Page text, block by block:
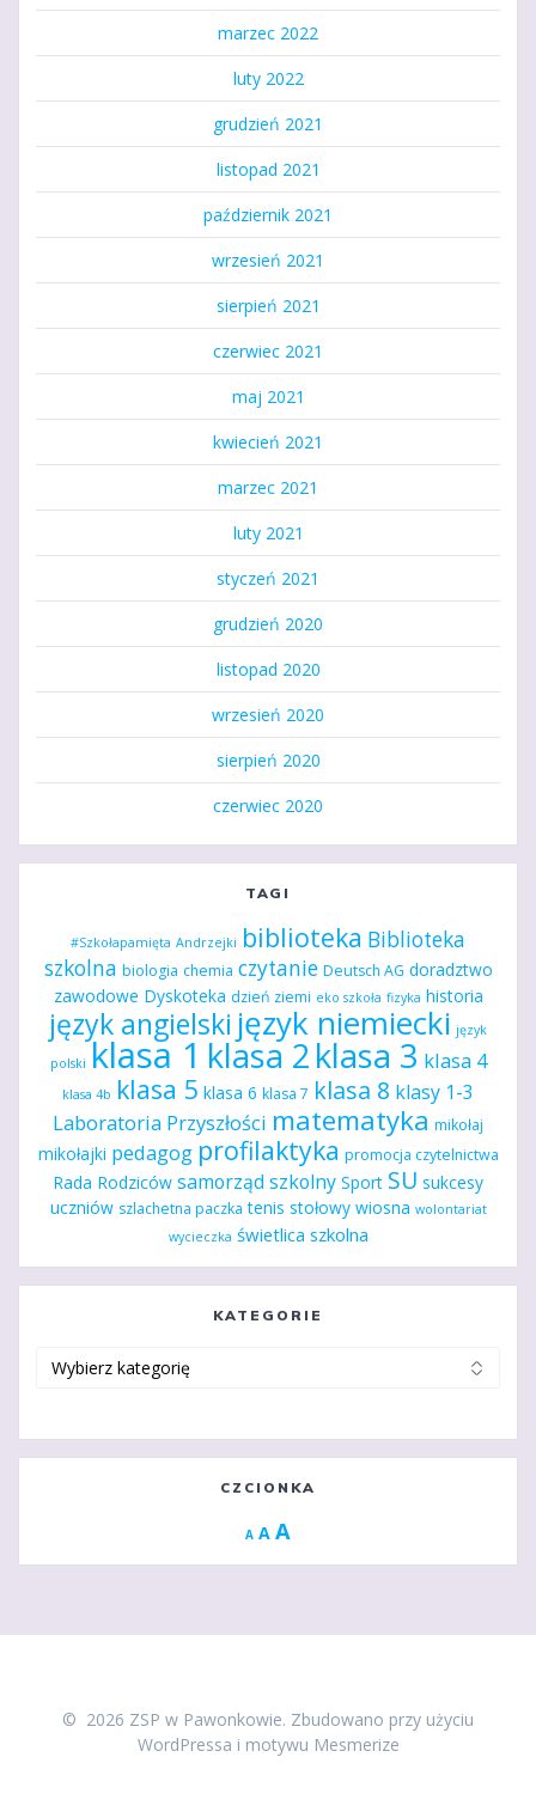
marzec 2022
luty 2022
grudzień 2021
listopad 2021
październik 2021
wrzesień 2021
sierpień 2021
czerwiec 2021
maj 2021
kwiecień 2021
marzec 2021
luty 2021
styczeń 2021
grudzień 2020
listopad 2020
wrzesień 2020
sierpień 2020
czerwiec 2020
TAGI
#Szkołapamięta Andrzejki biblioteka Biblioteka
szkolna biologia chemia czytanie Deutsch AG doradztwo
zawodowe Dyskoteka dzień ziemi eko szkoła fizyka historia
język angielski język niemiecki język
polski klasa 1 klasa 2klasa 3 klasa 4
klasa 4b klasa 5 klasa 6 klasa 7 klasa 8 klasy 1-3
Laboratoria Przyszłości matematyka mikołaj
mikołajki pedagog profilaktyka promocja czytelnictwa
Rada Rodziców samorząd szkolny Sport SU sukcesy
uczniów szlachetna paczka tenis stołowy wiosna wolontariat
wycieczka świetlica szkolna
KATEGORIE
CZCIONKA
A Decrease
A Reset
A
© 2026 ZSP w Pawonkowie. Zbudowano przy użyciu
WordPressa i motywu Mesmerize